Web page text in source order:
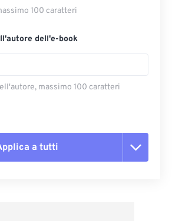
100 caratteri
dell'e-book
massimo 100 caratteri
a tutti